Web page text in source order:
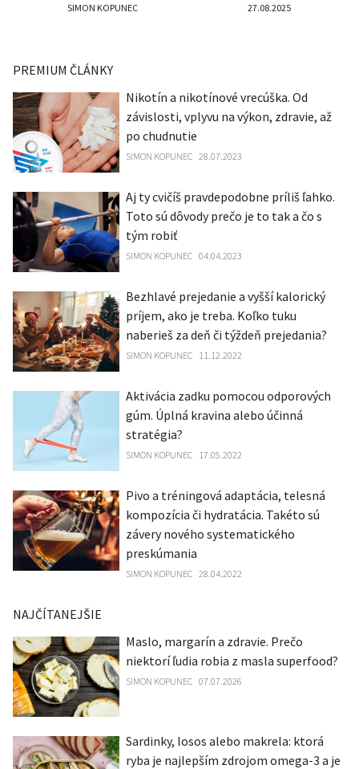
SIMON KOPUNEC 27.08.2025
PREMIUM ČLÁNKY
Nikotín a nikotínové vrecúška. Od
závislosti, vplyvu na výkon, zdravie, až
po chudnutie
SIMON KOPUNEC 28.07.2023
Aj ty cvičíš pravdepodobne príliš ľahko.
Toto sú dôvody prečo je to tak a čo s
tým robiť
SIMON KOPUNEC 04.04.2023
Bezhlavé prejedanie a vyšší kalorický
príjem, ako je treba. Koľko tuku
naberieš za deň či týždeň prejedania?
SIMON KOPUNEC 11.12.2022
Aktivácia zadku pomocou odporových
gúm. Úplná kravina alebo účinná
stratégia?
SIMON KOPUNEC 17.05.2022
Pivo a tréningová adaptácia, telesná
kompozícia či hydratácia. Takéto sú
závery nového systematického
preskúmania
SIMON KOPUNEC 28.04.2022
NAJČÍTANEJŠIE
Maslo, margarín a zdravie. Prečo
niektorí ľudia robia z masla superfood?
SIMON KOPUNEC 07.07.2026
Sardinky, losos alebo makrela: ktorá
ryba je najlepším zdrojom omega-3 a je